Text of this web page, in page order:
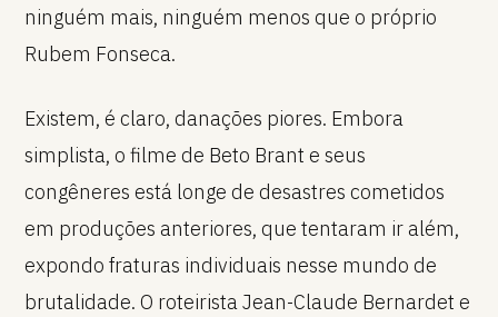
ninguém mais, ninguém menos que o próprio
Rubem Fonseca.
Existem, é claro, danações piores. Embora
simplista, o filme de Beto Brant e seus
congêneres está longe de desastres cometidos
em produções anteriores, que tentaram ir além,
expondo fraturas individuais nesse mundo de
brutalidade. O roteirista Jean-Claude Bernardet e